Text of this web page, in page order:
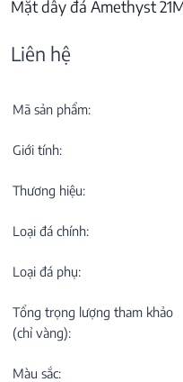
Mặt dây đá Amethyst
Liên hệ
Mã sản phẩm:
Giới tính:
Thương hiệu:
Loại đá chính:
Loại đá phụ:
Tổng trọng lượng tham khảo
(chỉ vàng):
Màu sắc: